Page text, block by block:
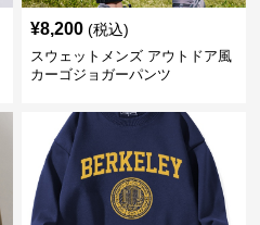
¥8,200 (税込)
スウェットメンズ アウトドア風
カーゴジョガーパンツ